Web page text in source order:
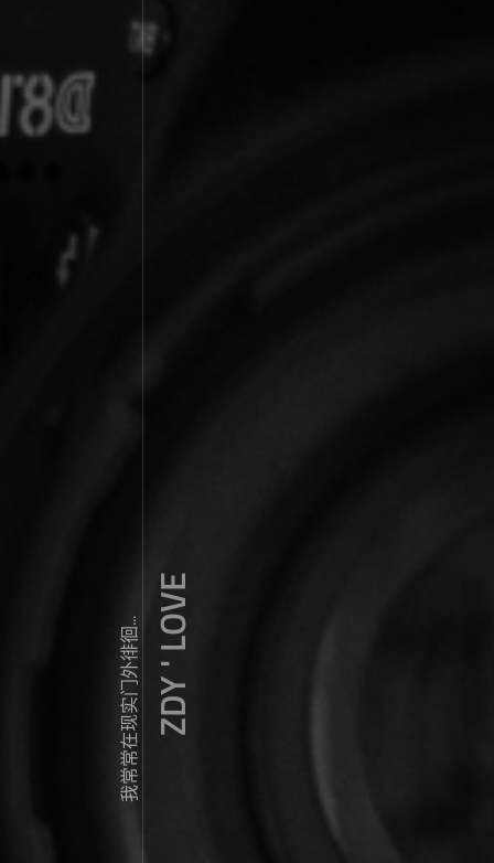
我常常在现实门外徘徊...ZDY ' LOVE